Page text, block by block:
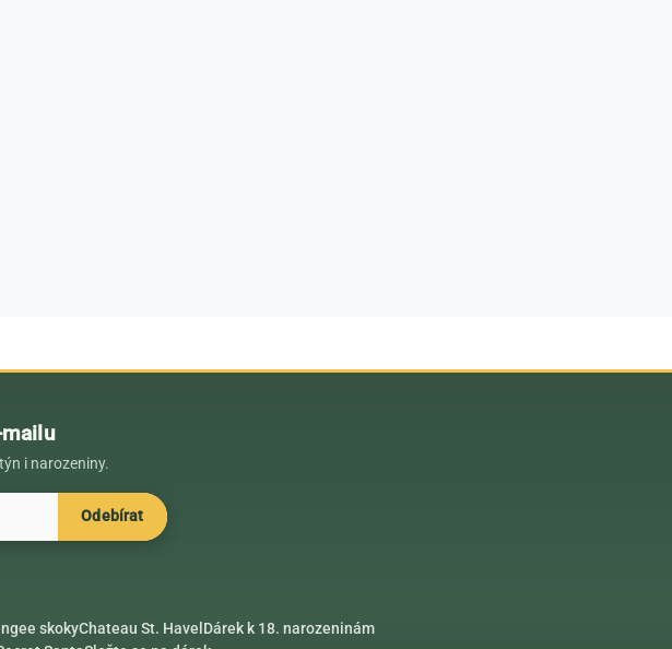
i narozeniny.
Odebírat
skokyChateau St. Havel Dárek k 18. narozeninám